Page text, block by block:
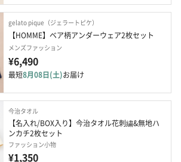
gelato pique（ジェラートピケ）
【HOMME】ベア柄アンダーウェア2枚セット
メンズファッション
¥6,490
最短8月08日(土)お届け
今治タオル
【名入れ/BOX入り】今治タオル花刺繍&無地ハ
ンカチ2枚セット
ファッション小物
¥1,350